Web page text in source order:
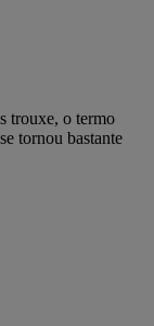
trouxe, o termo
tornou bastante